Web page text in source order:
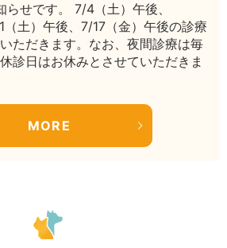
せです。 7/4（土）午後、
土）午後、7/17（金）午後の診療
ただきます。なお、夜間診療は毎
診日はお休みとさせていただきま
MORE